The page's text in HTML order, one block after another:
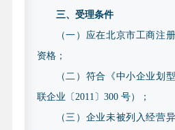
三、受理条件
（一）应在北京市工商注
资格；
（二）符合《中小企业划
联企业〔2011〕300 号）；
（三）企业未被列入经营